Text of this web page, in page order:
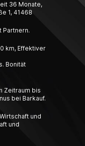
36 Monate,
1, 41468
Partnern.
km, Effektiver
Bonität
Zeitraum bis
bei Barkauf.
und
und